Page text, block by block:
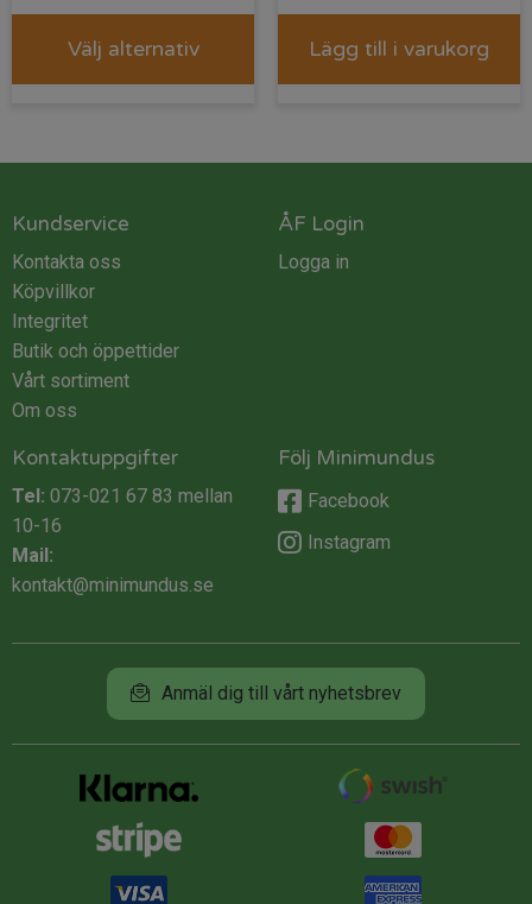
Välj alternativ Lägg till i varukorg
Kundservice
Kontakta oss
Köpvillkor
Integritet
Butik och öppettider
Vårt sortiment
Om oss
ÅF Login
Logga in
Kontaktuppgifter
Tel: 073-021 67 83 mellan
10-16
Mail:
kontakt@minimundus.se
Följ Minimundus
Facebook
Instagram
Anmäl dig till vårt nyhetsbrev